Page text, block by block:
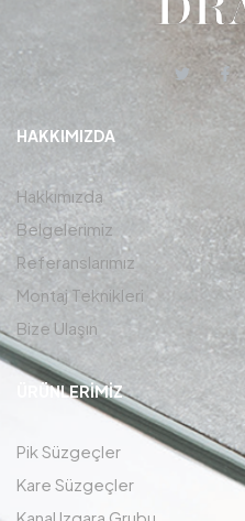
HAKKIMIZDA
Hakkımızda
Belgelerimiz
Referanslarımız
Montaj Teknikleri
Bize Ulaşın
ÜRÜNLERIMIZ
Pik Süzgeçler
Kare Süzgeçler